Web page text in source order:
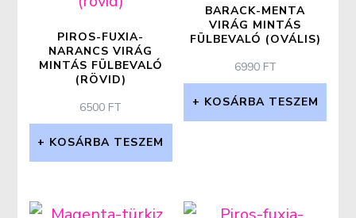
PIROS-FUXIA-
NARANCS VIRÁG
MINTÁS FÜLBEVALÓ
(RÖVID)
6500 FT
KOSÁRBA TESZEM
BARACK-MENTA
VIRÁG MINTÁS
FÜLBEVALÓ (OVÁLIS)
6990 FT
KOSÁRBA TESZEM